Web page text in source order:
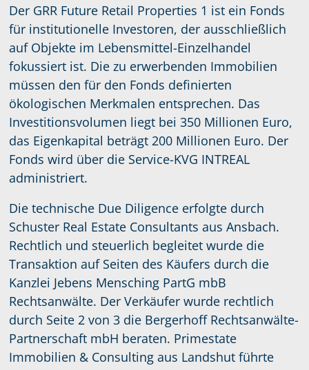
Der GRR Future Retail Properties 1 ist ein Fonds
für institutionelle Investoren, der ausschließlich
auf Objekte im Lebensmittel-Einzelhandel
fokussiert ist. Die zu erwerbenden Immobilien
müssen den für den Fonds definierten
ökologischen Merkmalen entsprechen. Das
Investitionsvolumen liegt bei 350 Millionen Euro,
das Eigenkapital beträgt 200 Millionen Euro. Der
Fonds wird über die Service-KVG INTREAL
administriert.
Die technische Due Diligence erfolgte durch
Schuster Real Estate Consultants aus Ansbach.
Rechtlich und steuerlich begleitet wurde die
Transaktion auf Seiten des Käufers durch die
Kanzlei Jebens Mensching PartG mbB
Rechtsanwälte. Der Verkäufer wurde rechtlich
durch Seite 2 von 3 die Bergerhoff Rechtsanwälte-
Partnerschaft mbH beraten. Primestate
Immobilien & Consulting aus Landshut führte